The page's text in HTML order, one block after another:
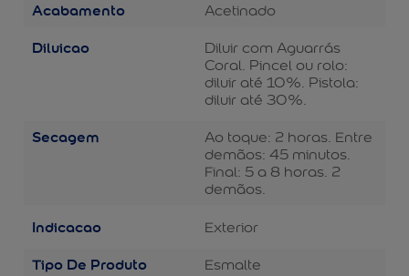
Acabamento Acetinado
Diluicao
Diluir com Aguarrás
Coral. Pincel ou rolo:
diluir até 10%. Pistola:
diluir até 30%.
Secagem
Ao toque: 2 horas. Entre
demãos: 45 minutos.
Final: 5 a 8 horas. 2
demãos.
Indicacao Exterior
Tipo De Produto Esmalte